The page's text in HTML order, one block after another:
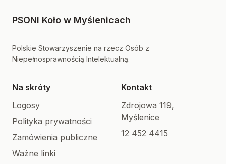
PSONI Koło w Myślenicach
Polskie Stowarzyszenie na rzecz Osób z
Niepełnosprawnością Intelektualną.
Na skróty
Logosy
Polityka prywatności
Zamówienia publiczne
Ważne linki
Kontakt
Zdrojowa 119,
Myślenice
12 452 4415